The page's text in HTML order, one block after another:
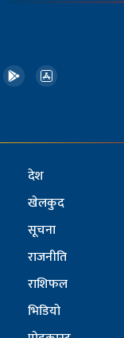
देश
खेलकुद
सूचना
राजनीति
राशिफल
भिडियो